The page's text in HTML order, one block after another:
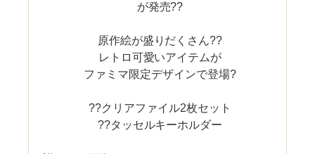
が発売??
原作絵が盛りだくさん??
レトロ可愛いアイテムが
ファミマ限定デザインで登場?
??クリアファイル2枚セット
??タッセルキーホルダー